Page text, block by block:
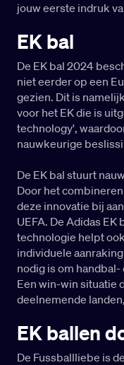
jouw eerste indruk
EK bal
De EK bal 2024
niet eerder op een
gezien. Dit is
voor het EK die is
technology',
nauwkeurige
De EK bal stuurt
Door het
deze innovatie bij
UEFA. De Adidas
technologie helpt
individuele
nodig is om
Een win-win situatie
deelnemende
EK ballen
De Fussballliebe is